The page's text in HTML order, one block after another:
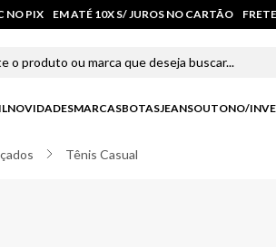
NO PIX EM ATÉ 10X S/ JUROS NO CARTÃO
ou marca que deseja buscar...
NOVIDADESMARCASBOTASJEANSOUTONO/
Tênis Casual